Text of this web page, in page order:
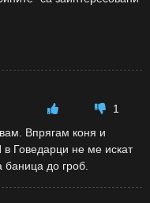
1
Впрягам коня и
Говедарци не ме искат
баница до гроб.